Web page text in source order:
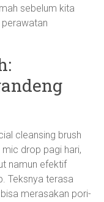
sebelum kita
cleansing brush
drop pagi hari,
namun efektif
Teksnya terasa
merasakan pori-